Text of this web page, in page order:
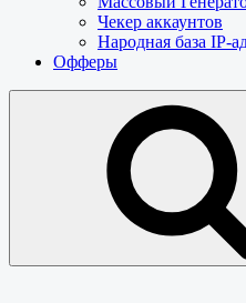
Чекер аккаунтов
Народная база IP-
Офферы